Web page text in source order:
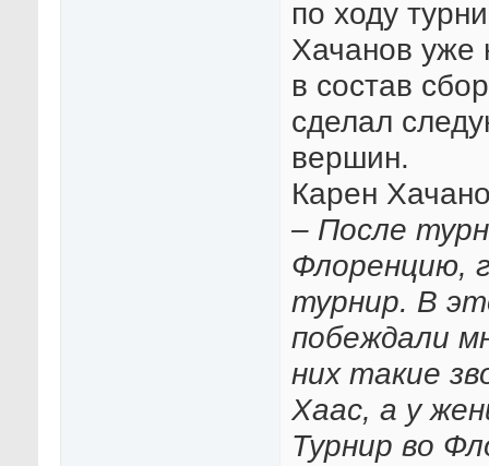
по ходу
Хачанов уже
в состав
сделал
вершин.
Карен
– После
Флоренцию,
турнир. В
побеждали
них такие
Хаас, а у
Турнир во